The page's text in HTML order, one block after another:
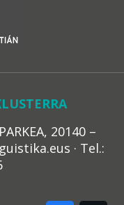
20140 –
· Tel.: